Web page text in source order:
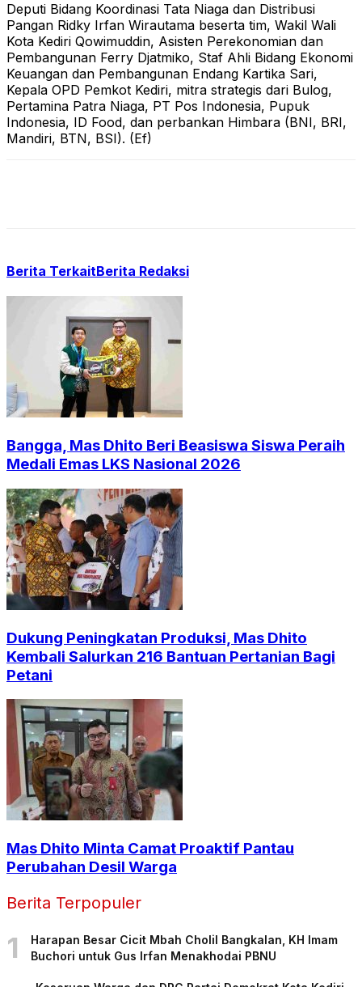
Deputi Bidang Koordinasi Tata Niaga dan Distribusi
Pangan Ridky Irfan Wirautama beserta tim, Wakil Wali
Kota Kediri Qowimuddin, Asisten Perekonomian dan
Pembangunan Ferry Djatmiko, Staf Ahli Bidang Ekonomi
Keuangan dan Pembangunan Endang Kartika Sari,
Kepala OPD Pemkot Kediri, mitra strategis dari Bulog,
Pertamina Patra Niaga, PT Pos Indonesia, Pupuk
Indonesia, ID Food, dan perbankan Himbara (BNI, BRI,
Mandiri, BTN, BSI). (Ef)
Berita TerkaitBerita Redaksi
Bangga, Mas Dhito Beri Beasiswa Siswa Peraih
Medali Emas LKS Nasional 2026
Dukung Peningkatan Produksi, Mas Dhito
Kembali Salurkan 216 Bantuan Pertanian Bagi
Petani
Mas Dhito Minta Camat Proaktif Pantau
Perubahan Desil Warga
Berita Terpopuler
1
Harapan Besar Cicit Mbah Cholil Bangkalan, KH Imam
Buchori untuk Gus Irfan Menakhodai PBNU